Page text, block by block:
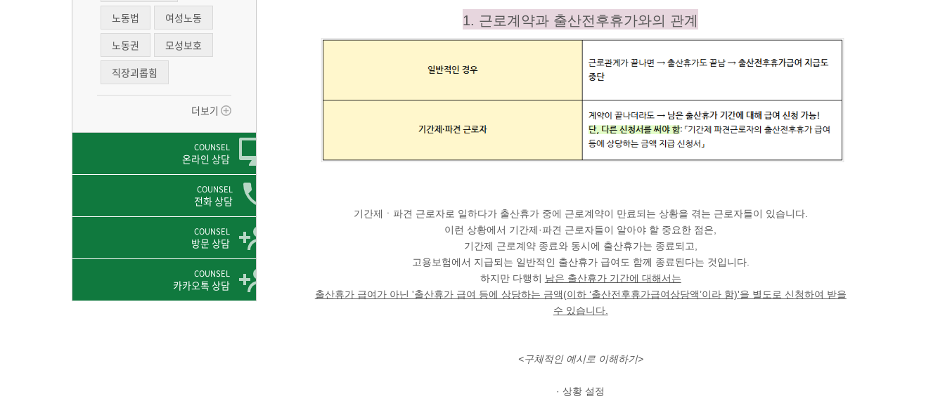
노동법
여성노동
노동권
모성보호
직장괴롭힘
더보기
COUNSEL
온라인 상담
COUNSEL
전화 상담
COUNSEL
방문 상담
COUNSEL
카카오톡 상담
1. 근로계약과 출산전후휴가와의 관계
기간제ㆍ파견 근로자로 일하다가 출산휴가 중에 근로계약이 만료되는 상황을 겪는 근로자들이 있습니다.
이런 상황에서 기간제·파견 근로자들이 알아야 할 중요한 점은,
기간제 근로계약 종료와 동시에 출산휴가는 종료되고,
고용보험에서 지급되는 일반적인 출산휴가 급여도 함께 종료된다는 것입니다.
하지만 다행히 남은 출산휴가 기간에 대해서는
출산휴가 급여가 아닌 '출산휴가 급여 등에 상당하는 금액(이하 ‘출산전후휴가급여상당액’이라 함)'을 별도로 신청하여 받을
수 있습니다.
<구체적인 예시로 이해하기>
· 상황 설정